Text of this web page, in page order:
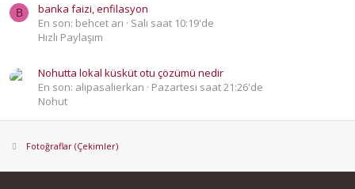
B
banka faizi, enfilasyon
En son: behcet arı
Salı saat 10:19'de
Hızlı Paylaşım
Nohutta lokal küsküt otu çözümü nedir
En son: alipasalierkan
Pazartesi saat 21:26'de
Nohut
Fotoğraflar (Çekimler)